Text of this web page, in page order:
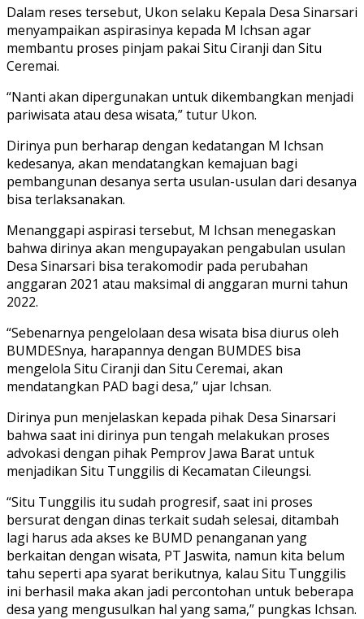
Dalam reses tersebut, Ukon selaku Kepala Desa Sinarsari
menyampaikan aspirasinya kepada M Ichsan agar
membantu proses pinjam pakai Situ Ciranji dan Situ
Ceremai.
“Nanti akan dipergunakan untuk dikembangkan menjadi
pariwisata atau desa wisata,” tutur Ukon.
Dirinya pun berharap dengan kedatangan M Ichsan
kedesanya, akan mendatangkan kemajuan bagi
pembangunan desanya serta usulan-usulan dari desanya
bisa terlaksanakan.
Menanggapi aspirasi tersebut, M Ichsan menegaskan
bahwa dirinya akan mengupayakan pengabulan usulan
Desa Sinarsari bisa terakomodir pada perubahan
anggaran 2021 atau maksimal di anggaran murni tahun
2022.
“Sebenarnya pengelolaan desa wisata bisa diurus oleh
BUMDESnya, harapannya dengan BUMDES bisa
mengelola Situ Ciranji dan Situ Ceremai, akan
mendatangkan PAD bagi desa,” ujar Ichsan.
Dirinya pun menjelaskan kepada pihak Desa Sinarsari
bahwa saat ini dirinya pun tengah melakukan proses
advokasi dengan pihak Pemprov Jawa Barat untuk
menjadikan Situ Tunggilis di Kecamatan Cileungsi.
“Situ Tunggilis itu sudah progresif, saat ini proses
bersurat dengan dinas terkait sudah selesai, ditambah
lagi harus ada akses ke BUMD penanganan yang
berkaitan dengan wisata, PT Jaswita, namun kita belum
tahu seperti apa syarat berikutnya, kalau Situ Tunggilis
ini berhasil maka akan jadi percontohan untuk beberapa
desa yang mengusulkan hal yang sama,” pungkas Ichsan.